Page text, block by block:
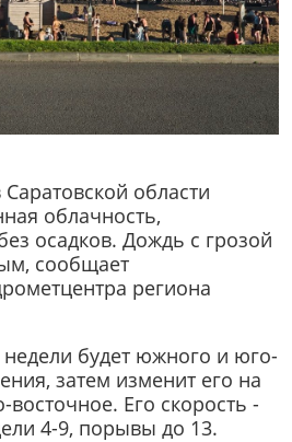
области
облачность,
осадков. Дождь с грозой
сообщает
региона
будет южного и юго-
затем изменит его на
восточное. Его скорость -
4-9, порывы до 13.